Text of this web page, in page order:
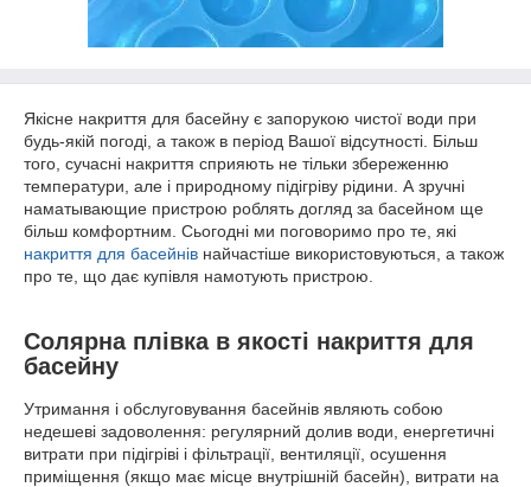
Якісне накриття для басейну є запорукою чистої води при
будь-якій погоді, а також в період Вашої відсутності. Більш
того, сучасні накриття сприяють не тільки збереженню
температури, але і природному підігріву рідини. А зручні
наматывающие пристрою роблять догляд за басейном ще
більш комфортним. Сьогодні ми поговоримо про те, які
накриття для басейнів найчастіше використовуються, а також
про те, що дає купівля намотують пристрою.
Солярна плівка в якості накриття для
басейну
Утримання і обслуговування басейнів являють собою
недешеві задоволення: регулярний долив води, енергетичні
витрати при підігріві і фільтрації, вентиляції, осушення
приміщення (якщо має місце внутрішній басейн), витрати на